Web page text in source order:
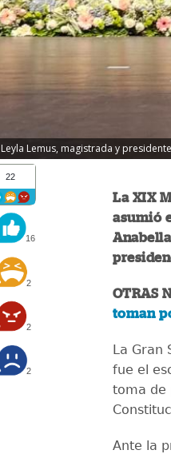
Leyla Lemus, magistrada y
22
16
2
2
2
La XIX
asumió
OTRAS
toman
La Gran
fue el
toma de
Ante la